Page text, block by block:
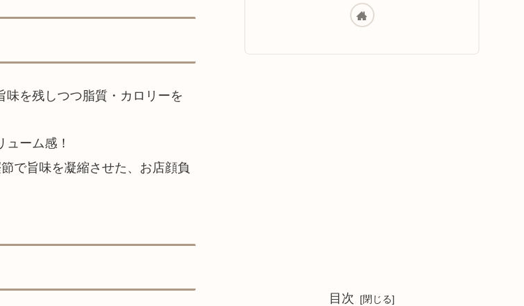
を残しつつ脂質・カロリーを
ーム感！
で旨味を凝縮させた、お店顔負
目次